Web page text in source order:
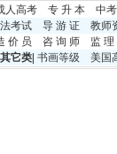
人高考 专 升 本 中考
考试 导 游 证 教师
价 员 咨 询 师 监 理
其它类 书画等级 美国